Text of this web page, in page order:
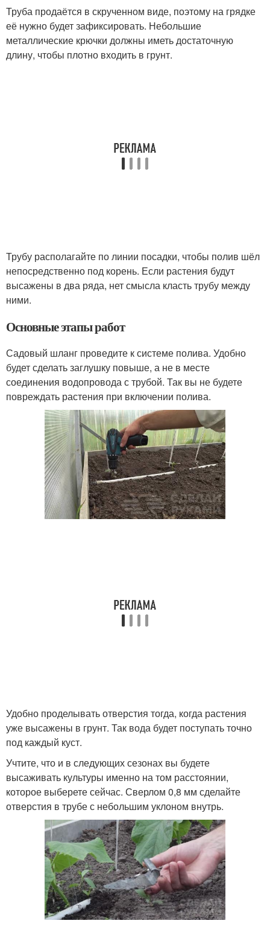
Труба продаётся в скрученном виде, поэтому на грядке
её нужно будет зафиксировать. Небольшие
металлические крючки должны иметь достаточную
длину, чтобы плотно входить в грунт.
Трубу располагайте по линии посадки, чтобы полив шёл
непосредственно под корень. Если растения будут
высажены в два ряда, нет смысла класть трубу между
ними.
Основные этапы работ
Садовый шланг проведите к системе полива. Удобно
будет сделать заглушку повыше, а не в месте
соединения водопровода с трубой. Так вы не будете
повреждать растения при включении полива.
Удобно проделывать отверстия тогда, когда растения
уже высажены в грунт. Так вода будет поступать точно
под каждый куст.
Учтите, что и в следующих сезонах вы будете
высаживать культуры именно на том расстоянии,
которое выберете сейчас. Сверлом 0,8 мм сделайте
отверстия в трубе с небольшим уклоном внутрь.